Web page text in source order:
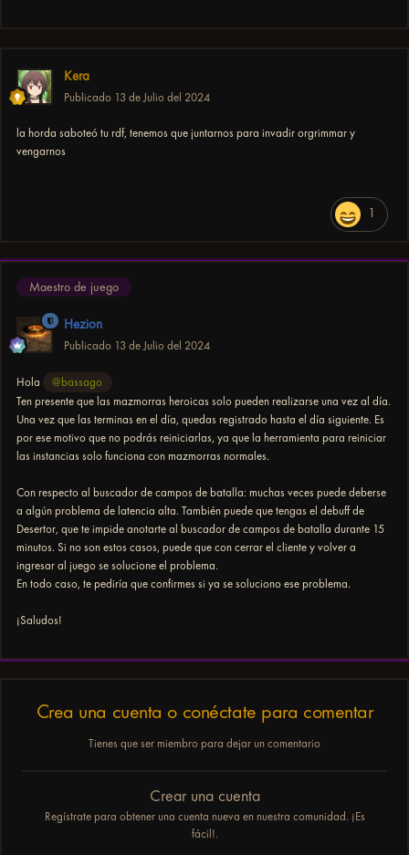
Kera
Publicado 13 de Julio del 2024
la horda saboteó tu rdf, tenemos que juntarnos para invadir orgrimmar y
vengarnos
1
Maestro de juego
Hezion
Publicado 13 de Julio del 2024
Hola
@bassago
Ten presente que las mazmorras heroicas solo pueden realizarse una vez al día.
Una vez que las terminas en el día, quedas registrado hasta el día siguiente. Es
por ese motivo que no podrás reiniciarlas, ya que la herramienta para reiniciar
las instancias solo funciona con mazmorras normales.
Con respecto al buscador de campos de batalla: muchas veces puede deberse
a algún problema de latencia alta. También puede que tengas el debuff de
Desertor, que te impide anotarte al buscador de campos de batalla durante 15
minutos. Si no son estos casos, puede que con cerrar el cliente y volver a
ingresar al juego se solucione el problema.
En todo caso, te pediría que confirmes si ya se soluciono ese problema.
¡Saludos!
Crea una cuenta o conéctate para comentar
Tienes que ser miembro para dejar un comentario
Crear una cuenta
Regístrate para obtener una cuenta nueva en nuestra comunidad. ¡Es
fácil!.